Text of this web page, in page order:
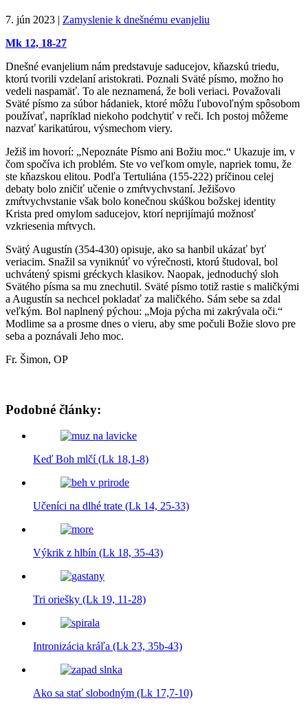
7. jún 2023 | Zamyslenie k dnešnému evanjeliu
Mk 12, 18-27
Dnešné evanjelium nám predstavuje saducejov, kňazskú triedu,
ktorú tvorili vzdelaní aristokrati. Poznali Sväté písmo, možno ho
vedeli naspamäť. To ale neznamená, že boli veriaci. Považovali
Sväté písmo za súbor hádaniek, ktoré môžu ľubovoľným spôsobom
používať, napríklad niekoho podchytiť v reči. Ich postoj môžeme
nazvať karikatúrou, výsmechom viery.
Ježiš im hovorí: „Nepoznáte Písmo ani Božiu moc.“ Ukazuje im, v
čom spočíva ich problém. Ste vo veľkom omyle, napriek tomu, že
ste kňazskou elitou. Podľa Tertuliána (155-222) príčinou celej
debaty bolo zničiť učenie o zmŕtvychvstaní. Ježišovo
zmŕtvychvstanie však bolo konečnou skúškou božskej identity
Krista pred omylom saducejov, ktorí neprijímajú možnosť
vzkriesenia mŕtvych.
Svätý Augustín (354-430) opisuje, ako sa hanbil ukázať byť
veriacim. Snažil sa vyniknúť vo výrečnosti, ktorú študoval, bol
uchvátený spismi gréckych klasikov. Naopak, jednoduchý sloh
Svätého písma sa mu znechutil. Sväté písmo totiž rastie s maličkými
a Augustín sa nechcel pokladať za maličkého. Sám sebe sa zdal
veľkým. Bol naplnený pýchou: „Moja pýcha mi zakrývala oči.“
Modlime sa a prosme dnes o vieru, aby sme počuli Božie slovo pre
seba a poznávali Jeho moc.
Fr. Šimon, OP
Podobné články:
Keď Boh mlčí (Lk 18,1-8)
Učeníci na dlhé trate (Lk 14, 25-33)
Výkrik z hlbín (Lk 18, 35-43)
Tri oriešky (Lk 19, 11-28)
Intronizácia kráľa (Lk 23, 35b-43)
Ako sa stať slobodným (Lk 17,7-10)